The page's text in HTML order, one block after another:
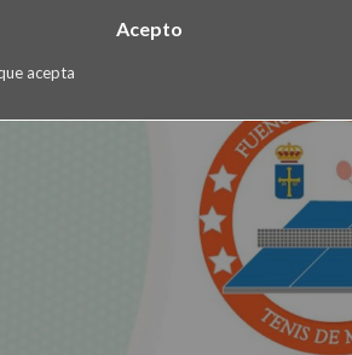
acepta
Acepto
Donde estamos